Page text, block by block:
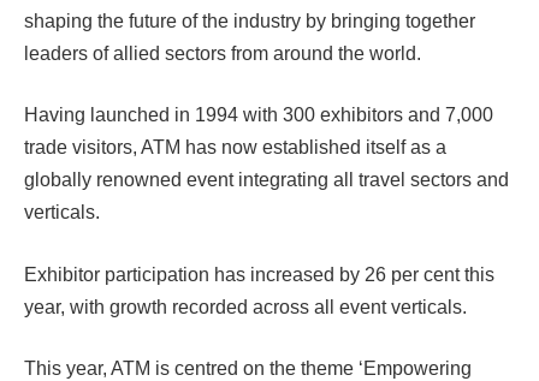
shaping the future of the industry by bringing together
leaders of allied sectors from around the world.
Having launched in 1994 with 300 exhibitors and 7,000
trade visitors, ATM has now established itself as a
globally renowned event integrating all travel sectors and
verticals.
Exhibitor participation has increased by 26 per cent this
year, with growth recorded across all event verticals.
This year, ATM is centred on the theme ‘Empowering